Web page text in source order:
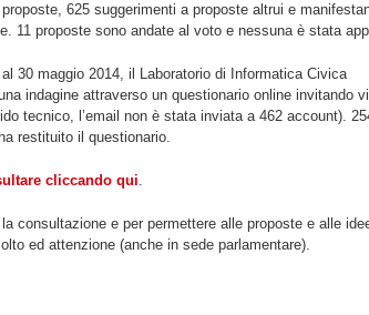
Privacy Cookie | Powered by
625 suggerimenti a proposte altrui e
11 proposte sono andate al voto e nessuna è stata
30 maggio 2014, il Laboratorio di Informatica Civica
indagine attraverso un questionario online invitando
tecnico, l’email non è stata inviata a 462 account).
restituito il questionario.
cliccando qui.
consultazione e per permettere alle proposte e alle
ed attenzione (anche in sede parlamentare).